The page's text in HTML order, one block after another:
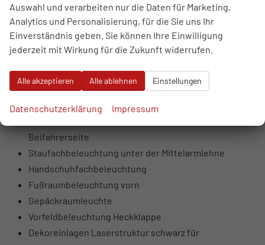
Scheiben seitlich und hinten in
Wärmeschutzverglasung
Fensterzierleisten Aluminiumoptik
Modellkennzeichnung am Heck
Einstiegsleisten mit Aluminiumeinlegern vorn
LED-Dachmodul vorn und hinten, inklusive
Leseleuchten
Beifahrerseite
Staufachbeleuchtung unter der Mittelarmlehne
Handschuhfachbeleuchtung
Fußraumbeleuchtung vorn
Gepäckraumleuchte
Vorfeldbeleuchtung Heckklappe
Dekoreinlagen Laserstruktur schwarz für
Auswahl und verarbeiten nur die Daten für Marketing,
Analytics und Personalisierung, für die Sie uns Ihr
Einverständnis geben. Sie können Ihre Einwilligung
jederzeit mit Wirkung für die Zukunft widerrufen.
Alle akzeptieren Alle ablehnen Einstellungen
Datenschutzerklärung Impressum